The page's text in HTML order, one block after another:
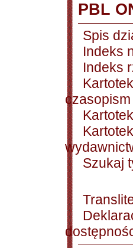
PBL
Spis
Indeks
Indeks
czasopism
Szukaj